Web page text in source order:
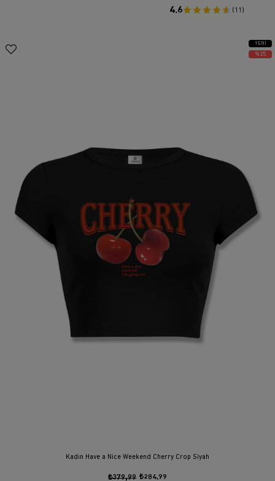
4.6 (11)
Kadın Have a Nice Weekend Cherry Crop Siyah
₺284,99
₺379,99
YENI
ÜRÜN
%25